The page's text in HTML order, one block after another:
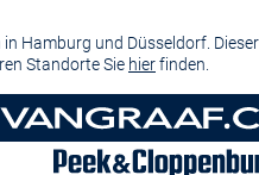
Hamburg und Düsseldorf. Dieser
Standorte Sie hierfinden.